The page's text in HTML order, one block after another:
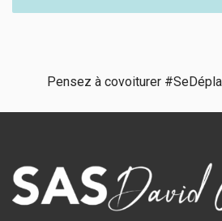
Pensez à covoiturer